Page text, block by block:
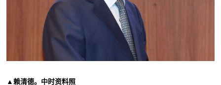
▲赖清德。中时资料照